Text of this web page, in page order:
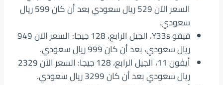
السعر الآن 529 ريال سعودي بعد أن كان 599 ريال
سعودي.
فيفو Y33s، الجيل الرابع، 128 جيجا: السعر الآن 949
ريال سعودي، بعد أن كان 999 ريال سعودي.
أيفون 11، الجيل الرابع، 128 جيجا: السعر الآن 2329
ريال سعودي بعد أن كان 3299 ريال سعودي.